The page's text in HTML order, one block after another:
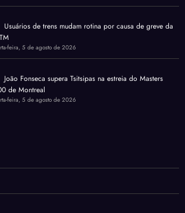
Usuários de trens mudam rotina por causa de greve da
feira, 5 de agosto de 2026
João Fonseca supera Tsitsipas na estreia do Masters
de Montreal
feira, 5 de agosto de 2026